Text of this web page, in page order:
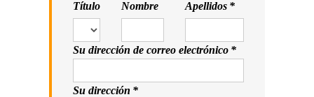
Título Nombre Apellidos *
Su dirección de correo electrónico *
Su dirección *